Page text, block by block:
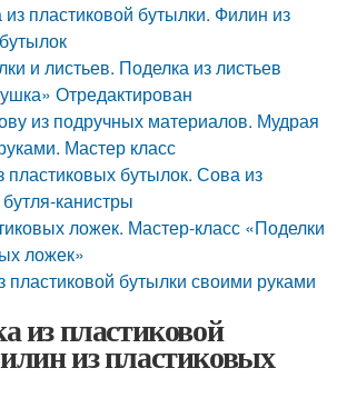
пластиковой бутылки. Филин из
и листьев. Поделка из листьев
Отредактирован
из подручных материалов. Мудрая
Мастер класс
пластиковых бутылок. Сова из
канистры
ложек. Мастер-класс «Поделки
ложек»
пластиковой бутылки своими руками
из пластиковой
из пластиковых